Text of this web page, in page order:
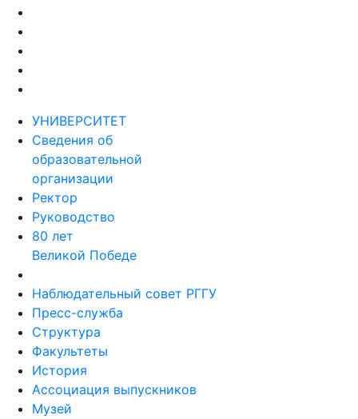
УНИВЕРСИТЕТ
Сведения об
образовательной
организации
Ректор
Руководство
80 лет
Великой Победе
Наблюдательный совет РГГУ
Пресс-служба
Структура
Факультеты
История
Ассоциация выпускников
Музей